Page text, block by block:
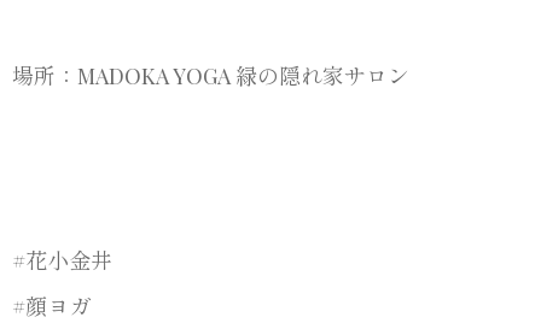
場所：MADOKA YOGA 緑の隠れ家サロン
#花小金井
#顔ヨガ